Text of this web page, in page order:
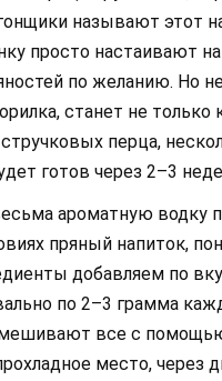
называют этот
просто настаивают
по желанию. Но
станет не
перца,
готов через 2–3
ароматную водку
пряный напиток,
добавляем по
по 2–3 грамма
все с
место, через